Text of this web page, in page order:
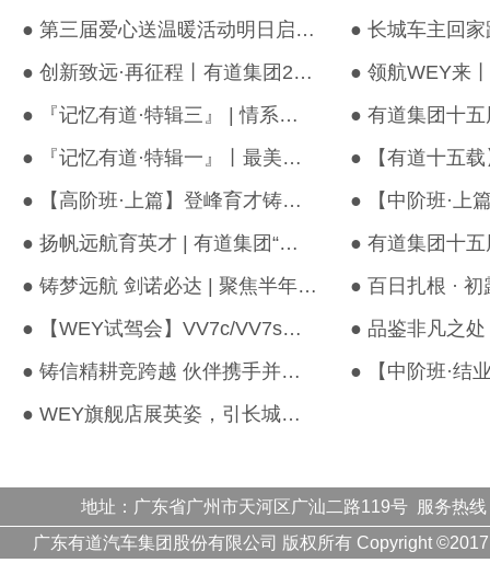
● 第三届爱心送温暖活动明日启幕丨长城车主回家路，有道汽车服务您
● 创新致远·再征程丨有道集团2017年度经营会议圆满召开
● 『记忆有道·特辑三』 | 情系十五载，有道正青春！
● 『记忆有道·特辑一』丨最美笑脸，来自有道人的微笑名片
● 【高阶班·上篇】登峰育才铸将，聚势拓局未来！
● 扬帆远航育英才 | 有道集团“明星启航”第二季培训班闪耀广州！
● 铸梦远航 剑诺必达 | 聚焦半年度经营会议
● 【WEY试驾会】VV7c/VV7s燃擎出击，诚献WEY震撼驾驶之悦！
● 铸信精耕竞跨越 伙伴携手并肩行
● WEY旗舰店展英姿，引长城大佬们再莅临_ 有道头条
地址：广东省广州市天河区广汕二路119号 服务热线
广东有道汽车集团股份有限公司 版权所有 Copyright